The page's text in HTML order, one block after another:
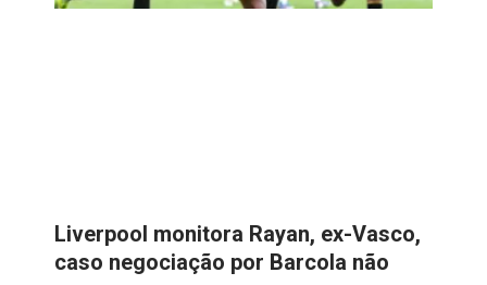
Liverpool monitora Rayan, ex-Vasco,
caso negociação por Barcola não